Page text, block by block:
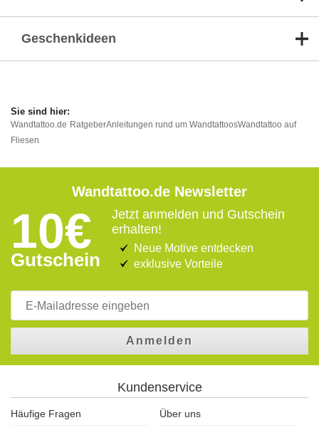
Geschenkideen
Wandtattoo.de RatgeberAnleitungen rund um WandtattoosWandtattoo auf
Fliesen
Wandtattoo.de Newsletter
10€
Gutschein
Jetzt anmelden und Gutschein
erhalten!
Neue Motive entdecken
exklusive Vorteile
Anmelden
Kundenservice
Häufige Fragen
Über uns